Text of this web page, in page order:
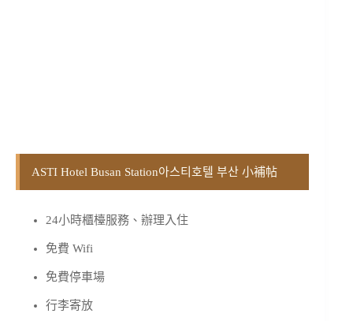
ASTI Hotel Busan Station아스티호텔 부산 小補帖
24小時櫃檯服務、辦理入住
免費 Wifi
免費停車場
行李寄放